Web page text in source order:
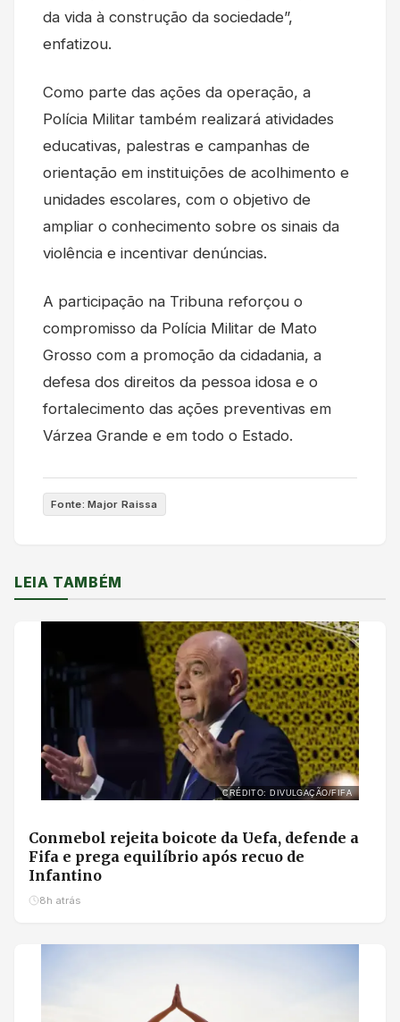
da vida à construção da sociedade”,
enfatizou.
Como parte das ações da operação, a
Polícia Militar também realizará atividades
educativas, palestras e campanhas de
orientação em instituições de acolhimento e
unidades escolares, com o objetivo de
ampliar o conhecimento sobre os sinais da
violência e incentivar denúncias.
A participação na Tribuna reforçou o
compromisso da Polícia Militar de Mato
Grosso com a promoção da cidadania, a
defesa dos direitos da pessoa idosa e o
fortalecimento das ações preventivas em
Várzea Grande e em todo o Estado.
Fonte: Major Raissa
LEIA TAMBÉM
CRÉDITO: DIVULGAÇÃO/FIFA
Conmebol rejeita boicote da Uefa, defende a
Fifa e prega equilíbrio após recuo de
Infantino
8h atrás